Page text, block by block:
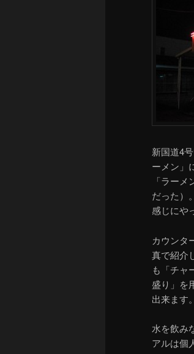
新国道4
ーメン」
「ラー
だった）
感じにや
カウンタ
真で紹介
も「チャ
盛り」を
出来ます。
水を飲み
アルは個